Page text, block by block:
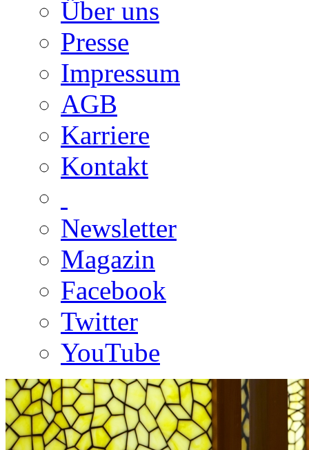
Über uns
Presse
Impressum
AGB
Karriere
Kontakt
Newsletter
Magazin
Facebook
Twitter
YouTube